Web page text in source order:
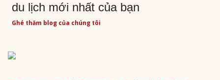
du lịch mới nhất của bạn
Ghé thăm blog của chúng tôi